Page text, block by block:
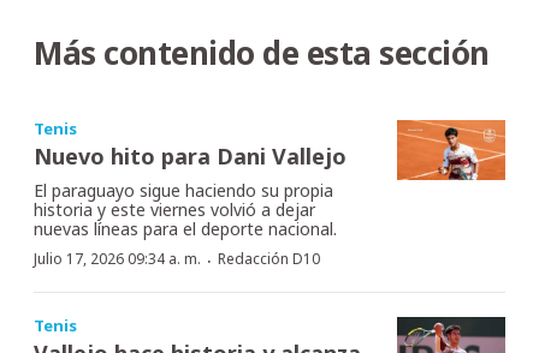
Más contenido de esta sección
Tenis
Nuevo hito para Dani Vallejo
El paraguayo sigue haciendo su propia
historia y este viernes volvió a dejar
nuevas líneas para el deporte nacional.
Julio 17, 2026 09:34 a. m. · Redacción D10
Tenis